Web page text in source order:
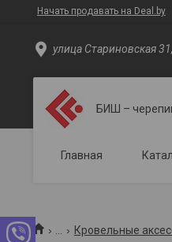
Начать продавать на Deal.by
улица Стариновская
БИШ –
Главная
Кровельные